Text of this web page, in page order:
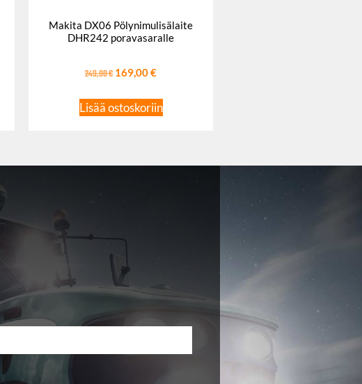
Makita DX06 Pölynimulisälaite
DHR242 poravasaralle
249,00€ 169,00€
Lisää ostoskoriin